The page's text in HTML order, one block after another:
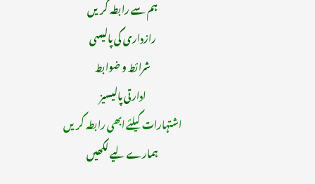
ہم سے رابطہ کریں
رازداری کی پالیسی
شرائط و ضوابط
ادارتی پالیسیز
اشتہارات کیلئے ابھی رابطہ کریں
ہمارے لیے لکھیں